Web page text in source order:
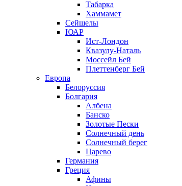
Табарка
Хаммамет
Сейшелы
ЮАР
Ист-Лондон
Квазулу-Наталь
Моссейл Бей
Плеттенберг Бей
Европа
Белоруссия
Болгария
Албена
Банско
Золотые Пески
Солнечный день
Солнечный берег
Царево
Германия
Греция
Афины